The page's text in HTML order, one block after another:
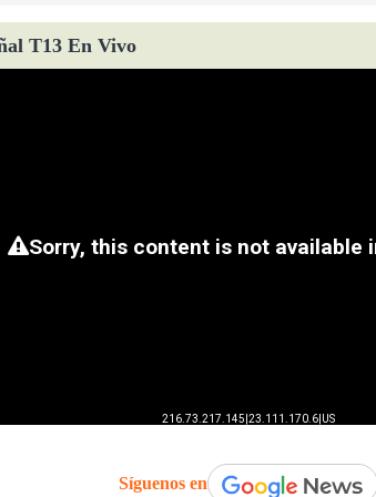
T13 En Vivo
Síguenos en